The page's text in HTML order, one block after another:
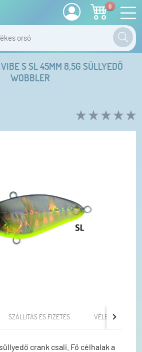
0
S SL 45MM 8,5G SÜLLYEDŐ
WOBBLER
SZÁLLÍTÁS ÉS FIZETÉS VÉLEMÉNYEK
crank csali. Fő célhalak a